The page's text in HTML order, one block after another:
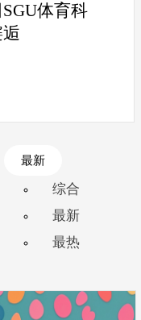
体育科
最新
综合
最新
最热